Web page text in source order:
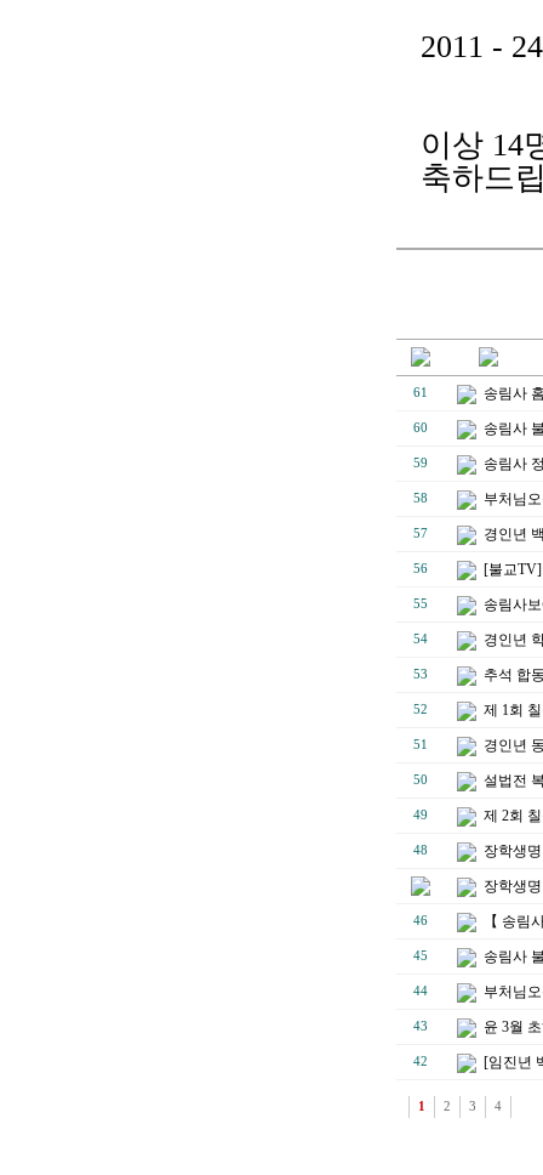
2011 -
이상 14
축하드
61 송림사
60 송림사
59 송림사
58 부처님
57 경인년
56 [불교
55 송림사
54 경인년
53 추석 합
52 제 1회
51 경인년
50 설법전
49 제 2회
48 장학생
장학생
46 【 송림
45 송림사
44 부처님
43 윤 3월
42 [임진년
1 2 3 4